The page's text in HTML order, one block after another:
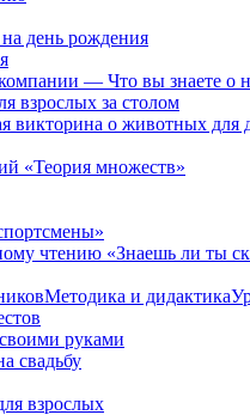
день рождения
— Что вы знаете о
взрослых за столом
викторина о животных для
«Теория множеств»
чтению «Знаешь ли ты
Методика и дидактика
руками
свадьбу
взрослых